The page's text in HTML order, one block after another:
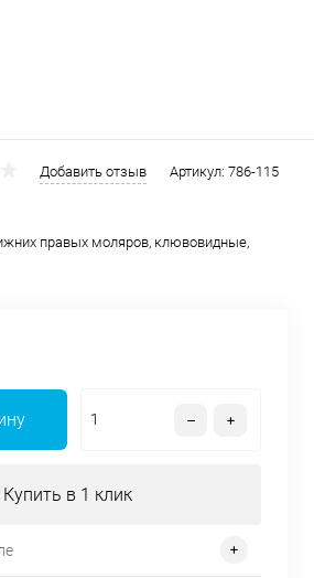
Добавить отзыв Артикул: 786-115
правых моляров, клювовидные,
Купить в 1 клик